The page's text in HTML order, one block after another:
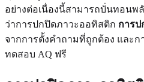
อย่างต่อเนื่องนี้สามารถบั่นทอน
ว่าการปกปิดภาวะออทิสติก การป
จากการตั้งคำถามที่ถูกต้อง และ
ทดสอบ AQ ฟรี